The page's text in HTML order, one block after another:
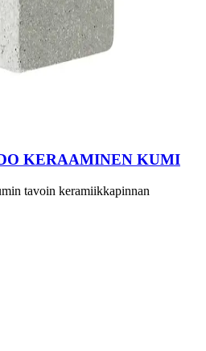
KERAAMINEN KUMI
tavoin keramiikkapinnan